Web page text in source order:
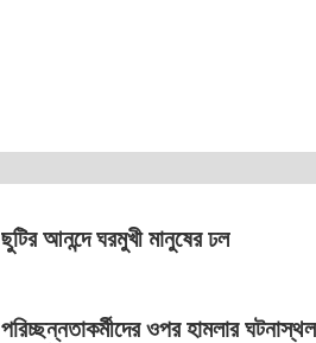
ছুটির আনন্দে ঘরমুখী মানুষের ঢল
পরিচ্ছন্নতাকর্মীদের ওপর হামলার ঘটনাস্থল